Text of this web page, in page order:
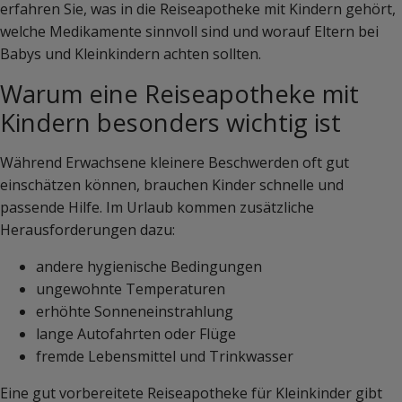
erfahren Sie, was in die Reiseapotheke mit Kindern gehört,
welche Medikamente sinnvoll sind und worauf Eltern bei
Babys und Kleinkindern achten sollten.
Warum eine Reiseapotheke mit
Kindern besonders wichtig ist
Während Erwachsene kleinere Beschwerden oft gut
einschätzen können, brauchen Kinder schnelle und
passende Hilfe. Im Urlaub kommen zusätzliche
Herausforderungen dazu:
andere hygienische Bedingungen
ungewohnte Temperaturen
erhöhte Sonneneinstrahlung
lange Autofahrten oder Flüge
fremde Lebensmittel und Trinkwasser
Eine gut vorbereitete Reiseapotheke für Kleinkinder gibt